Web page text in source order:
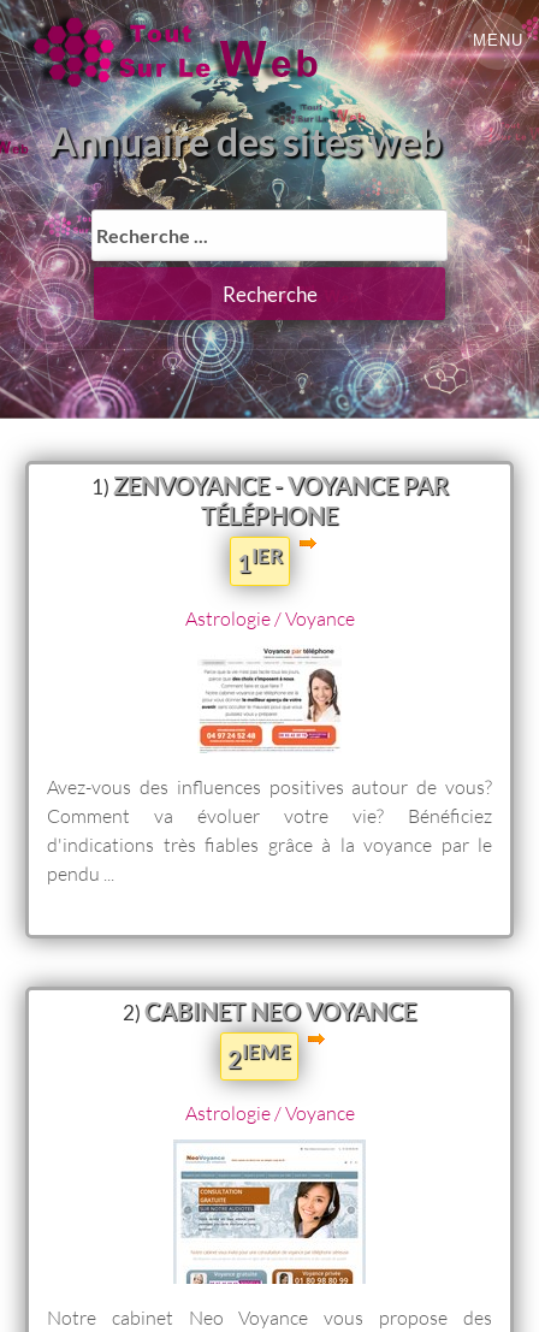
MENU
Annuaire des sites web
1)ZENVOYANCE - VOYANCE PAR
TÉLÉPHONE
1IER
Astrologie / Voyance
Avez-vous des influences positives autour de vous?
Comment va évoluer votre vie? Bénéficiez
d'indications très fiables grâce à la voyance par le
pendu ...
2)CABINET NEO VOYANCE
2IEME
Astrologie / Voyance
Notre cabinet Neo Voyance vous propose des